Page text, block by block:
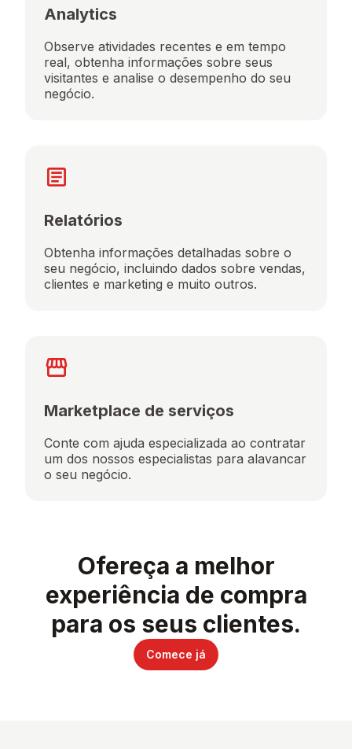
Analytics
Observe atividades recentes e em tempo
real, obtenha informações sobre seus
visitantes e analise o desempenho do seu
negócio.
Relatórios
Obtenha informações detalhadas sobre o
seu negócio, incluindo dados sobre vendas,
clientes e marketing e muito outros.
Marketplace de serviços
Conte com ajuda especializada ao contratar
um dos nossos especialistas para alavancar
o seu negócio.
Ofereça a melhor
experiência de compra
para os seus clientes.
Comece já